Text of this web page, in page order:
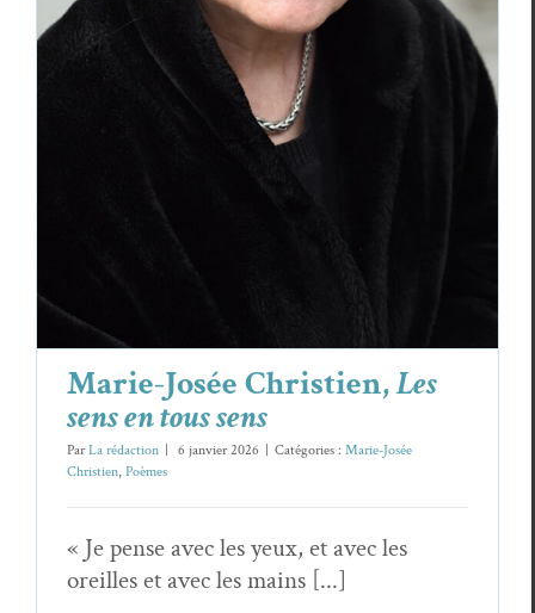
Marie-Josée Christien,Les sens en tous sens
Marie-Josée Christien
Marie-Josée Christien,Les
sens en tous sens
ParLa rédaction 6 janvier 2026 Catégories : Marie-Josée
Christien, Poèmes
« Je pense avec les yeux, et avec les
oreilles et avec les mains [...]